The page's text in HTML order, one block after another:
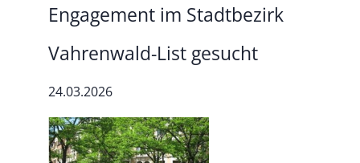
Engagement im Stadtbezirk
Vahrenwald-List gesucht
24.03.2026